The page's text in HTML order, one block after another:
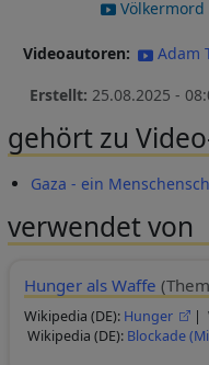
Völkermord
Videoautoren
Adam
Erstellt: 25.08.2025 -
gehört zu
Gaza - ein
verwendet von
Hunger als Waffe
Wikipedia (DE): Hunger |
Wikipedia (DE): Blockade